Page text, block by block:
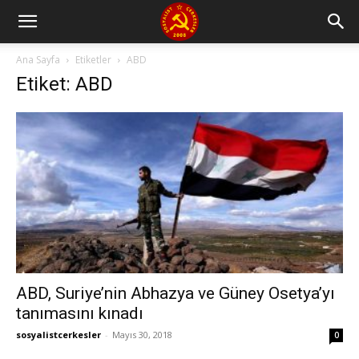
Ana Sayfa Etiketler ABD
Etiket: ABD
ABD, Suriye’nin Abhazya ve Güney Osetya’yı
tanımasını kınadı
sosyalistcerkesler - Mayıs 30, 2018 0